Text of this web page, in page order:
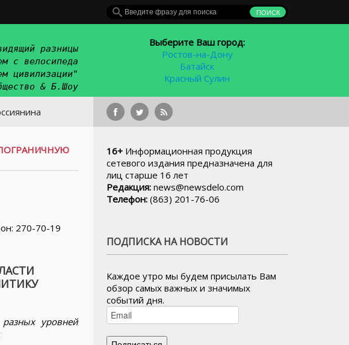
разницы
с велосипеда
цивилизации"
& Б.Шоу
Выберите Ваш город:
Ростов-на-Дону
Батайск
Красный Сулин
270-70-19
уровней
16+ Информационная продукция
сетевого издания предназначена для
лиц старше 16 лет
Редакция: news@newsdelo.com
Телефон: (863) 201-76-06
ПОДПИСКА НА НОВОСТИ
Каждое утро мы будем присылать Вам
обзор самых важных и значимых
событий дня.